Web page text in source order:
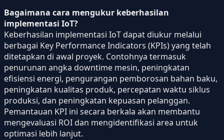
Bagaimana cara mengukur keberhasilan
implementasi IoT?
Keberhasilan implementasi IoT dapat diukur melalui
berbagai Key Performance Indicators (KPIs) yang telah
ditetapkan di awal proyek. Contohnya termasuk
penurunan angka downtime mesin, peningkatan
efisiensi energi, pengurangan pemborosan bahan baku,
peningkatan kualitas produk, percepatan waktu siklus
produksi, dan peningkatan kepuasan pelanggan.
Pemantauan KPI ini secara berkala akan membantu
mengevaluasi ROI dan mengidentifikasi area untuk
optimasi lebih lanjut.